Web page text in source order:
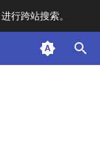
进行跨站搜索。